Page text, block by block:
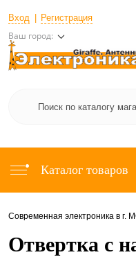
Вход Регистрация
Ваш город:
Каталог товаров
Современная электроника в г.
Отвертка с